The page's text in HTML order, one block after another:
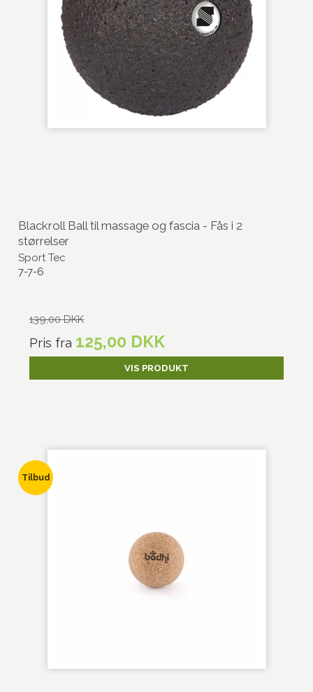
Blackroll Ball til massage og fascia - Fås i 2
størrelser
Sport Tec
7-7-6
139,00 DKK
Pris fra 125,00 DKK
VIS PRODUKT
Tilbud